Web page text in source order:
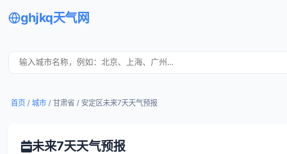
ghjkq天气网
首页 / 城市 / 甘肃省 / 安定区未来7天天气预报
未来7天天气预报